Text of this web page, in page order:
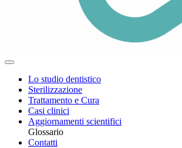
Lo studio dentistico
Sterilizzazione
Trattamento e Cura
Casi clinici
Aggiornamenti scientifici
Glossario
Contatti